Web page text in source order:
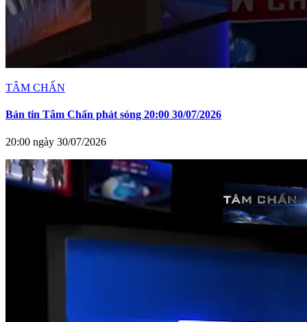
TÂM CHẤN
Bản tin Tâm Chấn phát sóng 20:00 30/07/2026
20:00 ngày 30/07/2026